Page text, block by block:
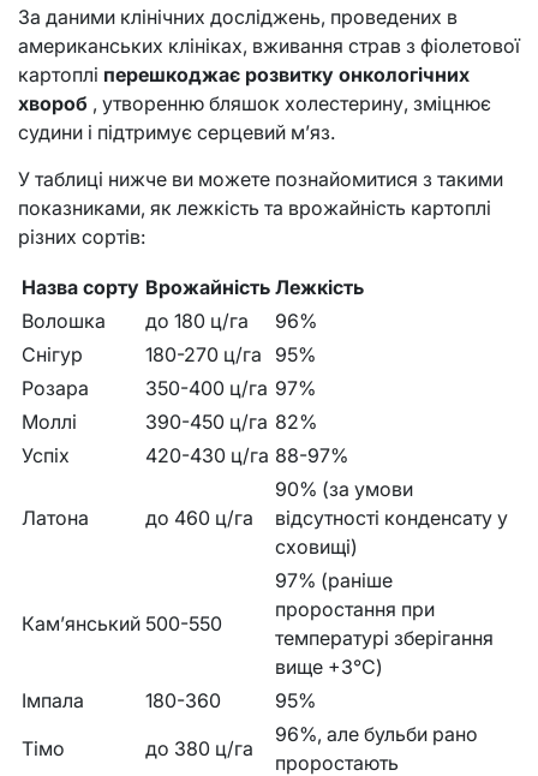
За даними клінічних досліджень, проведених в
американських клініках, вживання страв з фіолетової
картоплі перешкоджає розвитку онкологічних
хвороб , утворенню бляшок холестерину, зміцнює
судини і підтримує серцевий м’яз.
У таблиці нижче ви можете познайомитися з такими
показниками, як лежкість та врожайність картоплі
різних сортів:
Назва сорту Врожайність Лежкість
Волошка
до 180 ц/га
96%
Снігур
180-270 ц/га
95%
Розара
350-400 ц/га 97%
Моллі
390-450 ц/га 82%
Успіх
420-430 ц/га 88-97%
Латона до 460 ц/га
90% (за умови
відсутності конденсату у
сховищі)
Кам’янський 500-550
97% (раніше
проростання при
температурі зберігання
вище +3°C)
Імпала
180-360
95%
Тімо
до 380 ц/га
96%, але бульби рано
проростають